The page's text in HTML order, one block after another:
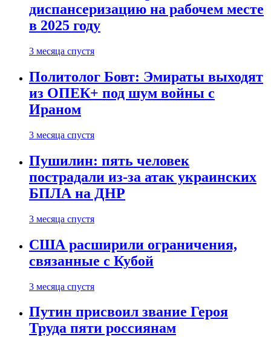
диспансеризацию на рабочем месте
в 2025 году
3 месяца спустя
Политолог Бовт: Эмираты выходят
из ОПЕК+ под шум войны с
Ираном
3 месяца спустя
Пушилин: пять человек
пострадали из-за атак украинских
БПЛА на ДНР
3 месяца спустя
США расширили ограничения,
связанные с Кубой
3 месяца спустя
Путин присвоил звание Героя
Труда пяти россиянам